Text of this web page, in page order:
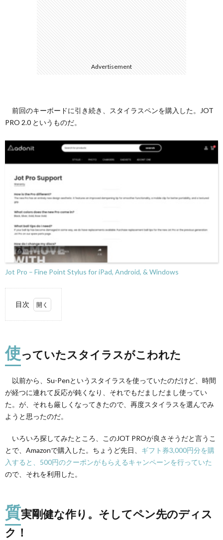
Advertisement
前回のキーボードに引き続き、スタイラスペンを購入した。JOT
PRO 2.0 というものだ。
Jot Pro – Fine Point Stylus for iPad, Android, & Windows
目次
1.
たス
タイ
ラス
がこ
われ
た
2.
質実
な作
り。
そし
てペ
ン先
3.
まと
め
使っていたスタイラスがこわれた
以前から、Su-Penというスタイラスを使っていたのだけど、時間
が経つに連れて反応が鈍くなり、それでもだましだまし使ってい
た。が、それも厳しくなってきたので、再度スタイラスを選んでみ
ようと思ったのだ。
いろいろ探してみたところ、このJOT PROが良さそうだと言うこ
とで、Amazonで購入した。ちょうど先日、 ギフト券3,000円分を購
入すると、500円のクーポンがもらえるキャンペーンを行っていた
ので、それを利用した。
質実剛健な作り。そしてペン先のディス
ク！